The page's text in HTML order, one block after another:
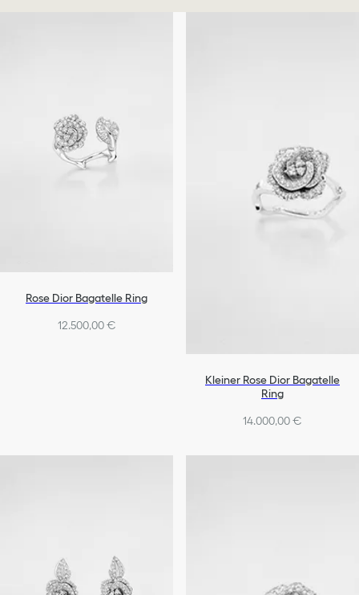
Rose Dior Bagatelle Ring
12.500,00 €
Kleiner Rose Dior Bagatelle
Ring
14.000,00 €